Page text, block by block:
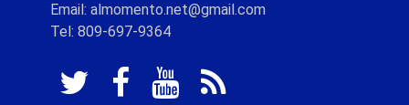
Email: almomento.net@gmail.com
Tel: 809-697-9364